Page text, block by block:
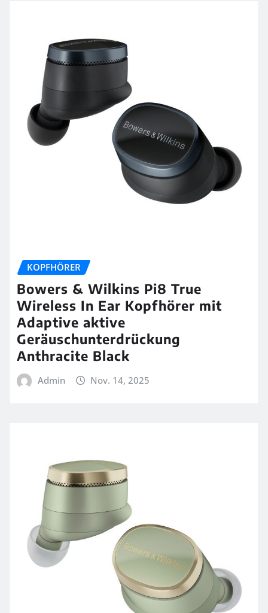
KOPFHÖRER
Bowers & Wilkins Pi8 True
Wireless In Ear Kopfhörer mit
Adaptive aktive
Geräuschunterdrückung
Anthracite Black
Admin Nov. 14, 2025